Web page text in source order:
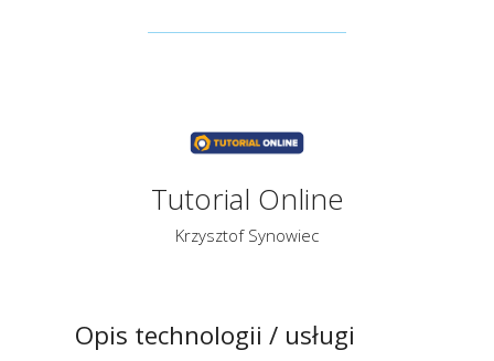
Tutorial Online
Krzysztof Synowiec
Opis technologii / usługi